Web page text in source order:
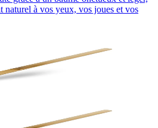
naturel à vos yeux, vos joues et vos